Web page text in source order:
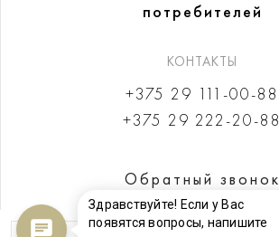
потребителей
КОНТАКТЫ
+375 29 111-00-88
+375 29 222-20-88
Обратный звонок
Здравствуйте! Если у Вас
появятся вопросы, напишите